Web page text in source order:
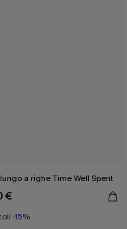
a righe Time Well Spent
€
-15%